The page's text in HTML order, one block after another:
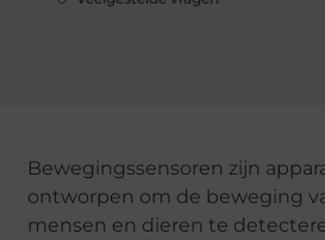
Bewegingssensoren zijn
ontworpen om de beweging
mensen en dieren te